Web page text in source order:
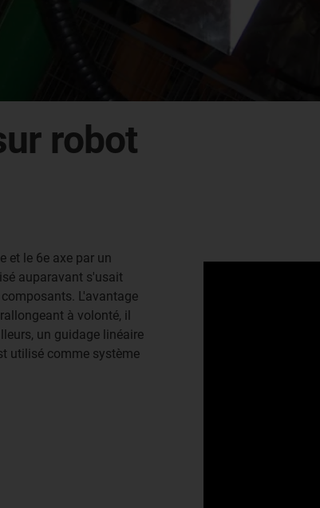
robot
et le 6e axe par un
auparavant s'usait
L'avantage
à volonté, il
un guidage linéaire
utilisé comme système